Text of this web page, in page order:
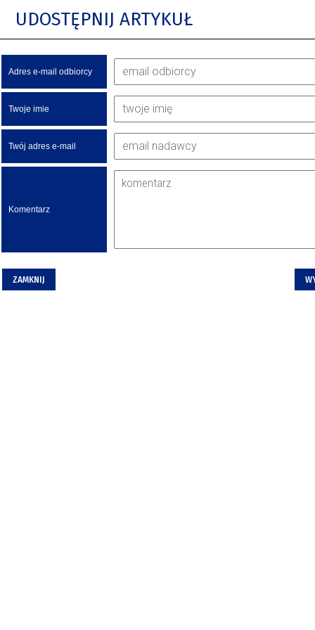
UDOSTĘPNIJ ARTYKUŁ
Adres e-mail odbiorcy
Twoje imie
Twój adres e-mail
Komentarz